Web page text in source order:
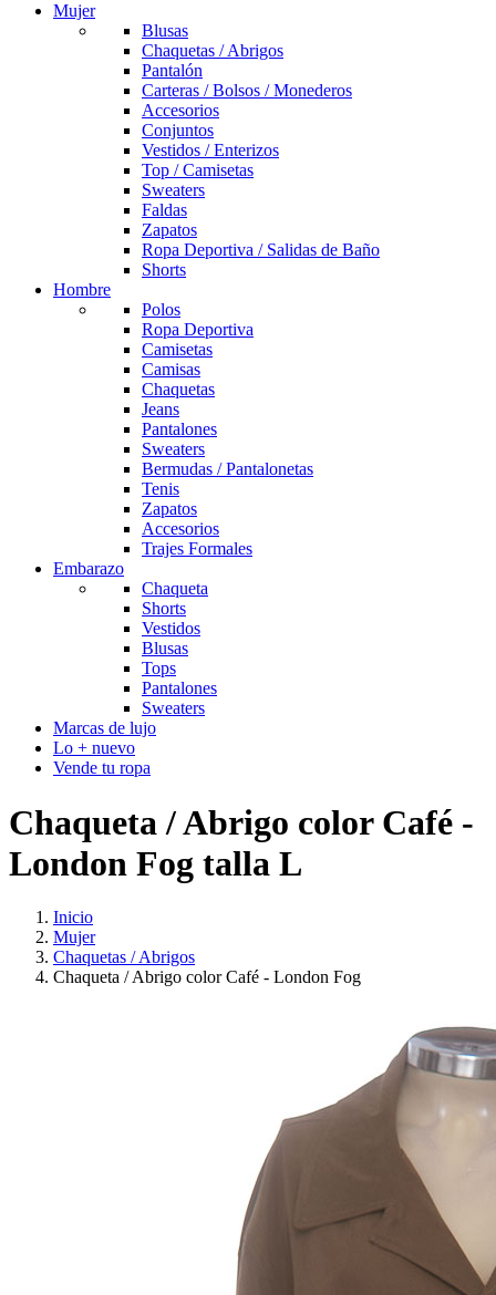
Mujer
Blusas
Chaquetas / Abrigos
Pantalón
Carteras / Bolsos / Monederos
Accesorios
Conjuntos
Vestidos / Enterizos
Top / Camisetas
Sweaters
Faldas
Zapatos
Ropa Deportiva / Salidas de Baño
Shorts
Hombre
Polos
Ropa Deportiva
Camisetas
Camisas
Chaquetas
Jeans
Pantalones
Sweaters
Bermudas / Pantalonetas
Tenis
Zapatos
Accesorios
Trajes Formales
Embarazo
Chaqueta
Shorts
Vestidos
Blusas
Tops
Pantalones
Sweaters
Marcas de lujo
Lo + nuevo
Vende tu ropa
Chaqueta / Abrigo color Café -
London Fog talla L
Inicio
Mujer
Chaquetas / Abrigos
Chaqueta / Abrigo color Café - London Fog